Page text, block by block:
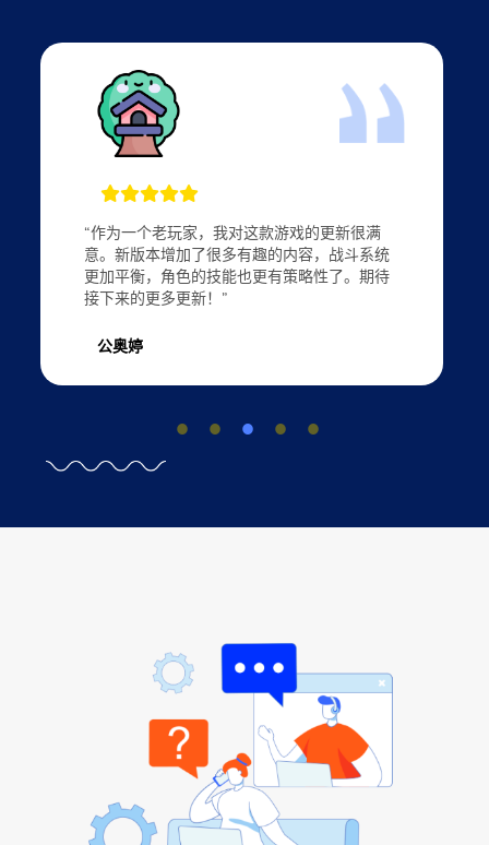
“作为一个老玩家，我对这款游戏的更新很满
意。新版本增加了很多有趣的内容，战斗系统
更加平衡，角色的技能也更有策略性了。期待
接下来的更多更新！”
公奥婷